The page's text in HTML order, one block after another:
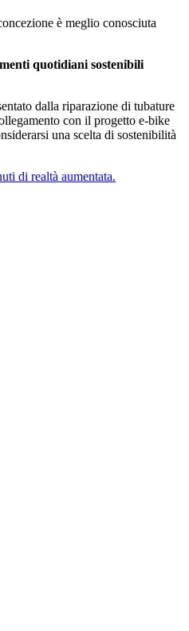
è meglio conosciuta
quotidiani sostenibili
dalla riparazione di tubature
con il progetto e-bike
una scelta di sostenibilità
di realtà aumentata.